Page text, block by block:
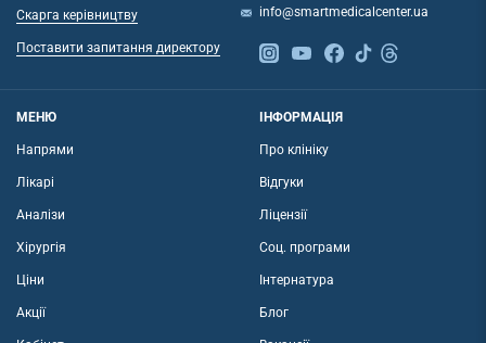
Скарга керівництву
Поставити запитання директору
info@smartmedicalcenter.ua
МЕНЮ
Напрями
Лікарі
Аналізи
Хірургія
Ціни
Акції
ІНФОРМАЦІЯ
Про клініку
Відгуки
Ліцензії
Соц. програми
Інтернатура
Блог